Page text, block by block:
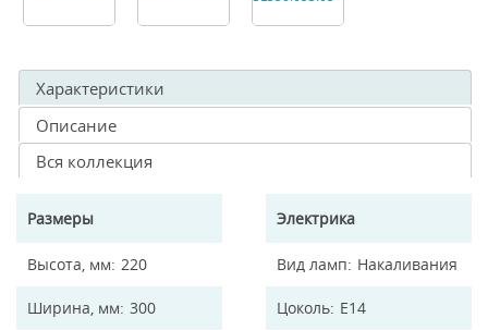
Характеристики
Описание
Вся коллекция
Размеры
Высота, мм 220
Ширина, мм 300
Электрика
Вид ламп Накаливания
Цоколь E14